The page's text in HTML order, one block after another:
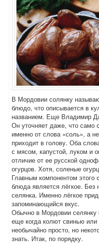
В Мордовии солянку
блюдо, что описывается в
названием. Еще Владимир
Он уточняет даже, что само
именно от слова «соль», а
приходит в голову. Оба
с мясом, капустой, луком и
отличие от ее русской
огурцов. Хотя, соленые
Главным компонентом этого
блюда является лёгкое. Без
селянка. Именно лёгкое
запоминающийся вкус.
Обычно в Мордовии селянку
еще когда колют свинью или
необычайно просто, но
знать. Итак, по порядку.